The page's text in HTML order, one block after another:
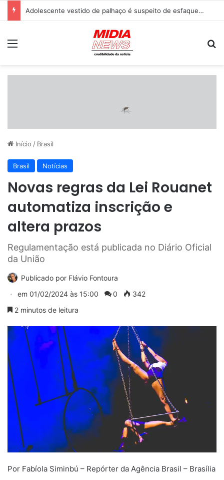
Adolescente vestido de palhaço é suspeito de esfaquear idoso até a morte em ponto de ônibus
Início / Brasil
Brasil Notícias
Novas regras da Lei Rouanet
automatiza inscrição e
altera prazos
Regulamentação está publicada no Diário Oficial
da União
Publicado por Flávio Fontoura
em 01/02/2024 às 15:00 0
342
2 minutos de leitura
Por Fabíola Siminbú – Repórter da Agência Brasil – Brasília